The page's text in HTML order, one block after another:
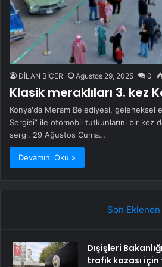
DİLAN BİÇER Ağustos 29, 2025 0
Klasik meraklıları 3. kez
Konya'da Meram Belediyesi, geleneksel
Sergisi” ile otomobil tutkunlarını bir kez
sergi, 29 Ağustos Cuma…
Devamını Oku »
Son Eklenen
Dışişleri
trafik kazası için